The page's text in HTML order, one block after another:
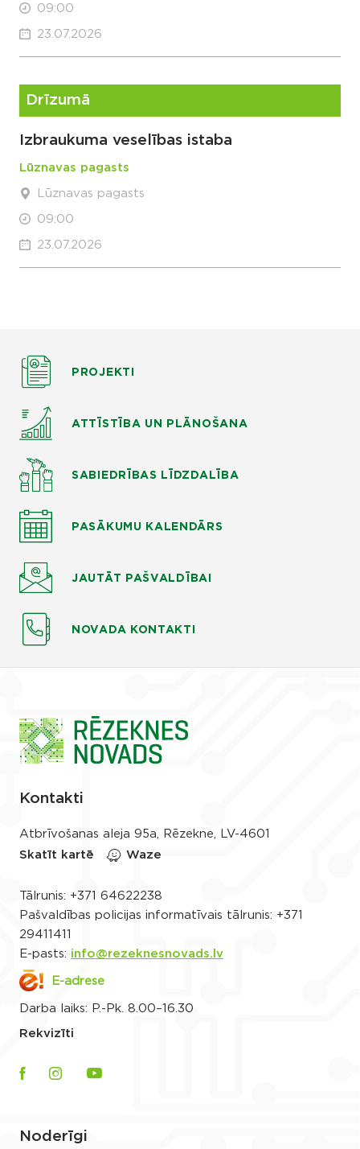
09:00
23.07.2026
Drīzumā
Izbraukuma veselības istaba
Lūznavas pagasts
Lūznavas pagasts
09:00
23.07.2026
PROJEKTI
ATTĪSTĪBA UN PLĀNOŠANA
SABIEDRĪBAS LĪDZDALĪBA
PASĀKUMU KALENDĀRS
JAUTĀT PAŠVALDĪBAI
NOVADA KONTAKTI
Kontakti
Atbrīvošanas aleja 95a, Rēzekne, LV-4601
Skatīt kartē
Waze
Tālrunis: +371 64622238
Pašvaldības policijas informatīvais tālrunis: +371
29411411
E-pasts: info@rezeknesnovads.lv
E-adrese
Darba laiks: P.-Pk. 8.00–16.30
Rekvizīti
Noderīgi